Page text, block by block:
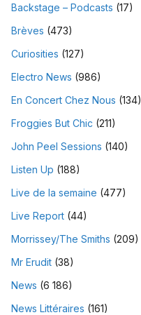
Backstage – Podcasts (17)
Brèves (473)
Curiosities (127)
Electro News (986)
En Concert Chez Nous (134)
Froggies But Chic (211)
John Peel Sessions (140)
Listen Up (188)
Live de la semaine (477)
Live Report (44)
Morrissey/The Smiths (209)
Mr Erudit (38)
News (6 186)
News Littéraires (161)